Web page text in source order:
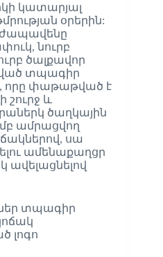
կատարյալ
օրերին:
ժապավենը
նուրբ
ծալքավոր
տպագիր
որը փաթաթված է
շուրջ և
ծաղկային
ամրացվող
սա
ամենաքաղցր
ավելացնելով
տպագիր
լոգո